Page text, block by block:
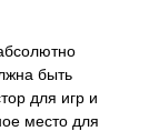
быть
для игр и
место для